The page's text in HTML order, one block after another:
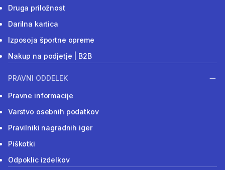
Druga priložnost
Darilna kartica
Izposoja športne opreme
Nakup na podjetje | B2B
PRAVNI ODDELEK
Pravne informacije
Varstvo osebnih podatkov
Pravilniki nagradnih iger
Piškotki
Odpoklic izdelkov